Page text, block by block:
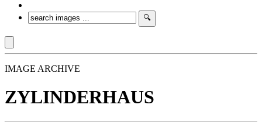
IMAGE ARCHIVE
ZYLINDERHAUS